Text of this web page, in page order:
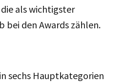
als wichtigster
bei den Awards zählen.
sechs Hauptkategorien